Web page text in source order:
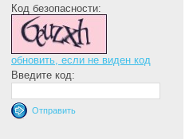
Код безопасности:
обновить, если не виден код
Введите код: